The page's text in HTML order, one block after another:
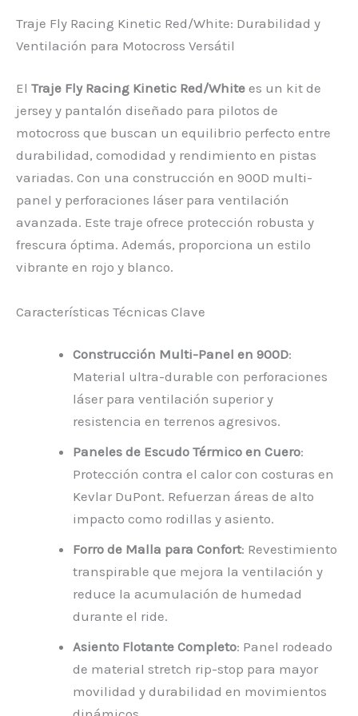
Traje Fly Racing Kinetic Red/White: Durabilidad y
Ventilación para Motocross Versátil
El Traje Fly Racing Kinetic Red/White es un kit de
jersey y pantalón diseñado para pilotos de
motocross que buscan un equilibrio perfecto entre
durabilidad, comodidad y rendimiento en pistas
variadas. Con una construcción en 900D multi-
panel y perforaciones láser para ventilación
avanzada. Este traje ofrece protección robusta y
frescura óptima. Además, proporciona un estilo
vibrante en rojo y blanco.
Características Técnicas Clave
Construcción Multi-Panel en 900D:
Material ultra-durable con perforaciones
láser para ventilación superior y
resistencia en terrenos agresivos.
Paneles de Escudo Térmico en Cuero:
Protección contra el calor con costuras en
Kevlar DuPont. Refuerzan áreas de alto
impacto como rodillas y asiento.
Forro de Malla para Confort: Revestimiento
transpirable que mejora la ventilación y
reduce la acumulación de humedad
durante el ride.
Asiento Flotante Completo: Panel rodeado
de material stretch rip-stop para mayor
movilidad y durabilidad en movimientos